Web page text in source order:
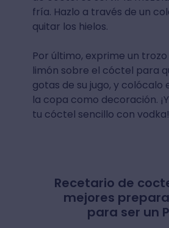
fría. Hazlo a través de un
quitar los hielos.⁣⁣
Por último, exprime un
limón sobre el cóctel para
gotas de su jugo, y colócalo
la copa como decoración.
tu cóctel sencillo con vodka⁣!
Recetario de
mejores
para ser un